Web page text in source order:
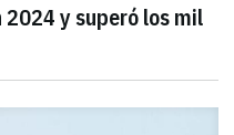
2024 y superó los mil